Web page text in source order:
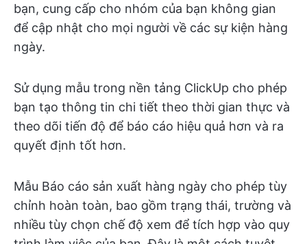
bạn, cung cấp cho nhóm của bạn không gian
để cập nhật cho mọi người về các sự kiện hàng
ngày.
Sử dụng mẫu trong nền tảng ClickUp cho phép
bạn tạo thông tin chi tiết theo thời gian thực và
theo dõi tiến độ để báo cáo hiệu quả hơn và ra
quyết định tốt hơn.
Mẫu Báo cáo sản xuất hàng ngày cho phép tùy
chỉnh hoàn toàn, bao gồm trạng thái, trường và
nhiều tùy chọn chế độ xem để tích hợp vào quy